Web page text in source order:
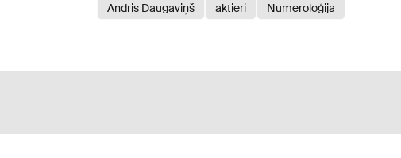
Andris Daugaviņš aktieri Numeroloģija